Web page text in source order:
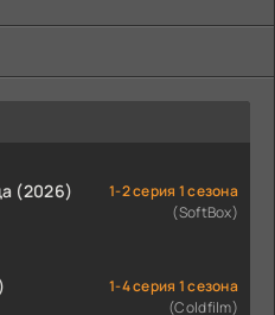
(2026)
1-2 серия 1 сезона
(SoftBox)
1-4 серия 1 сезона
(Coldfilm)